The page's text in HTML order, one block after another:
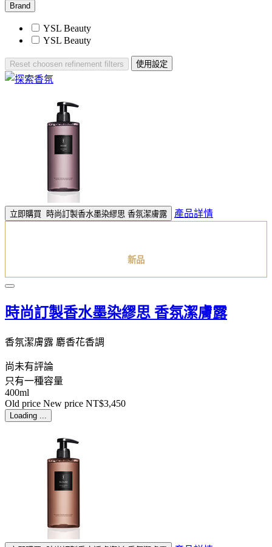
Brand
YSL Beauty
YSL Beauty​
Reset choosen refinement filters 使用設定
立即購買 時尚訂製香水墨染繆思 香氛潔膚露 產品詳情
新品
時尚訂製香水墨染繆思 香氛潔膚露
香氛潔膚露 麝香花香調
尚未有評論
只有一種容量
400ml
Old price New price NT$3,450
Loading ...